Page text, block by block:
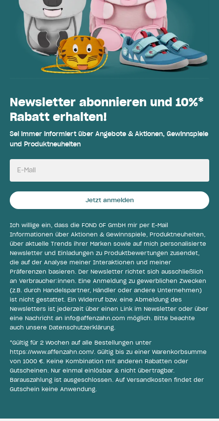
Newsletter abonnieren und 10%*
Rabatt erhalten!
Sei immer informiert über Angebote & Aktionen, Gewinnspiele
und Produktneuheiten
E-Mail
Jetzt anmelden
Ich willige ein, dass die FOND OF GmbH mir per E-Mail
Informationen über Aktionen & Gewinnspiele, Produktneuheiten,
über aktuelle Trends ihrer Marken sowie auf mich personalisierte
Newsletter und Einladungen zu Produktbewertungen zusendet,
die auf der Analyse meiner Interaktionen und meiner
Präferenzen basieren. Der Newsletter richtet sich ausschließlich
an Verbraucher:innen. Eine Anmeldung zu gewerblichen Zwecken
(z.B. durch Handelspartner, Händler oder andere Unternehmen)
ist nicht gestattet. Ein Widerruf bzw. eine Abmeldung des
Newsletters ist jederzeit über einen Link im Newsletter oder über
eine Nachricht an info@affenzahn.com möglich. Bitte beachte
auch unsere Datenschutzerklärung.
*Gültig für 2 Wochen auf alle Bestellungen unter
https://www.affenzahn.com/. Gültig bis zu einer Warenkorbsumme
von 1000 €. Keine Kombination mit anderen Rabatten oder
Gutscheinen. Nur einmal einlösbar & nicht übertragbar.
Barauszahlung ist ausgeschlossen. Auf Versandkosten findet der
Gutschein keine Anwendung.